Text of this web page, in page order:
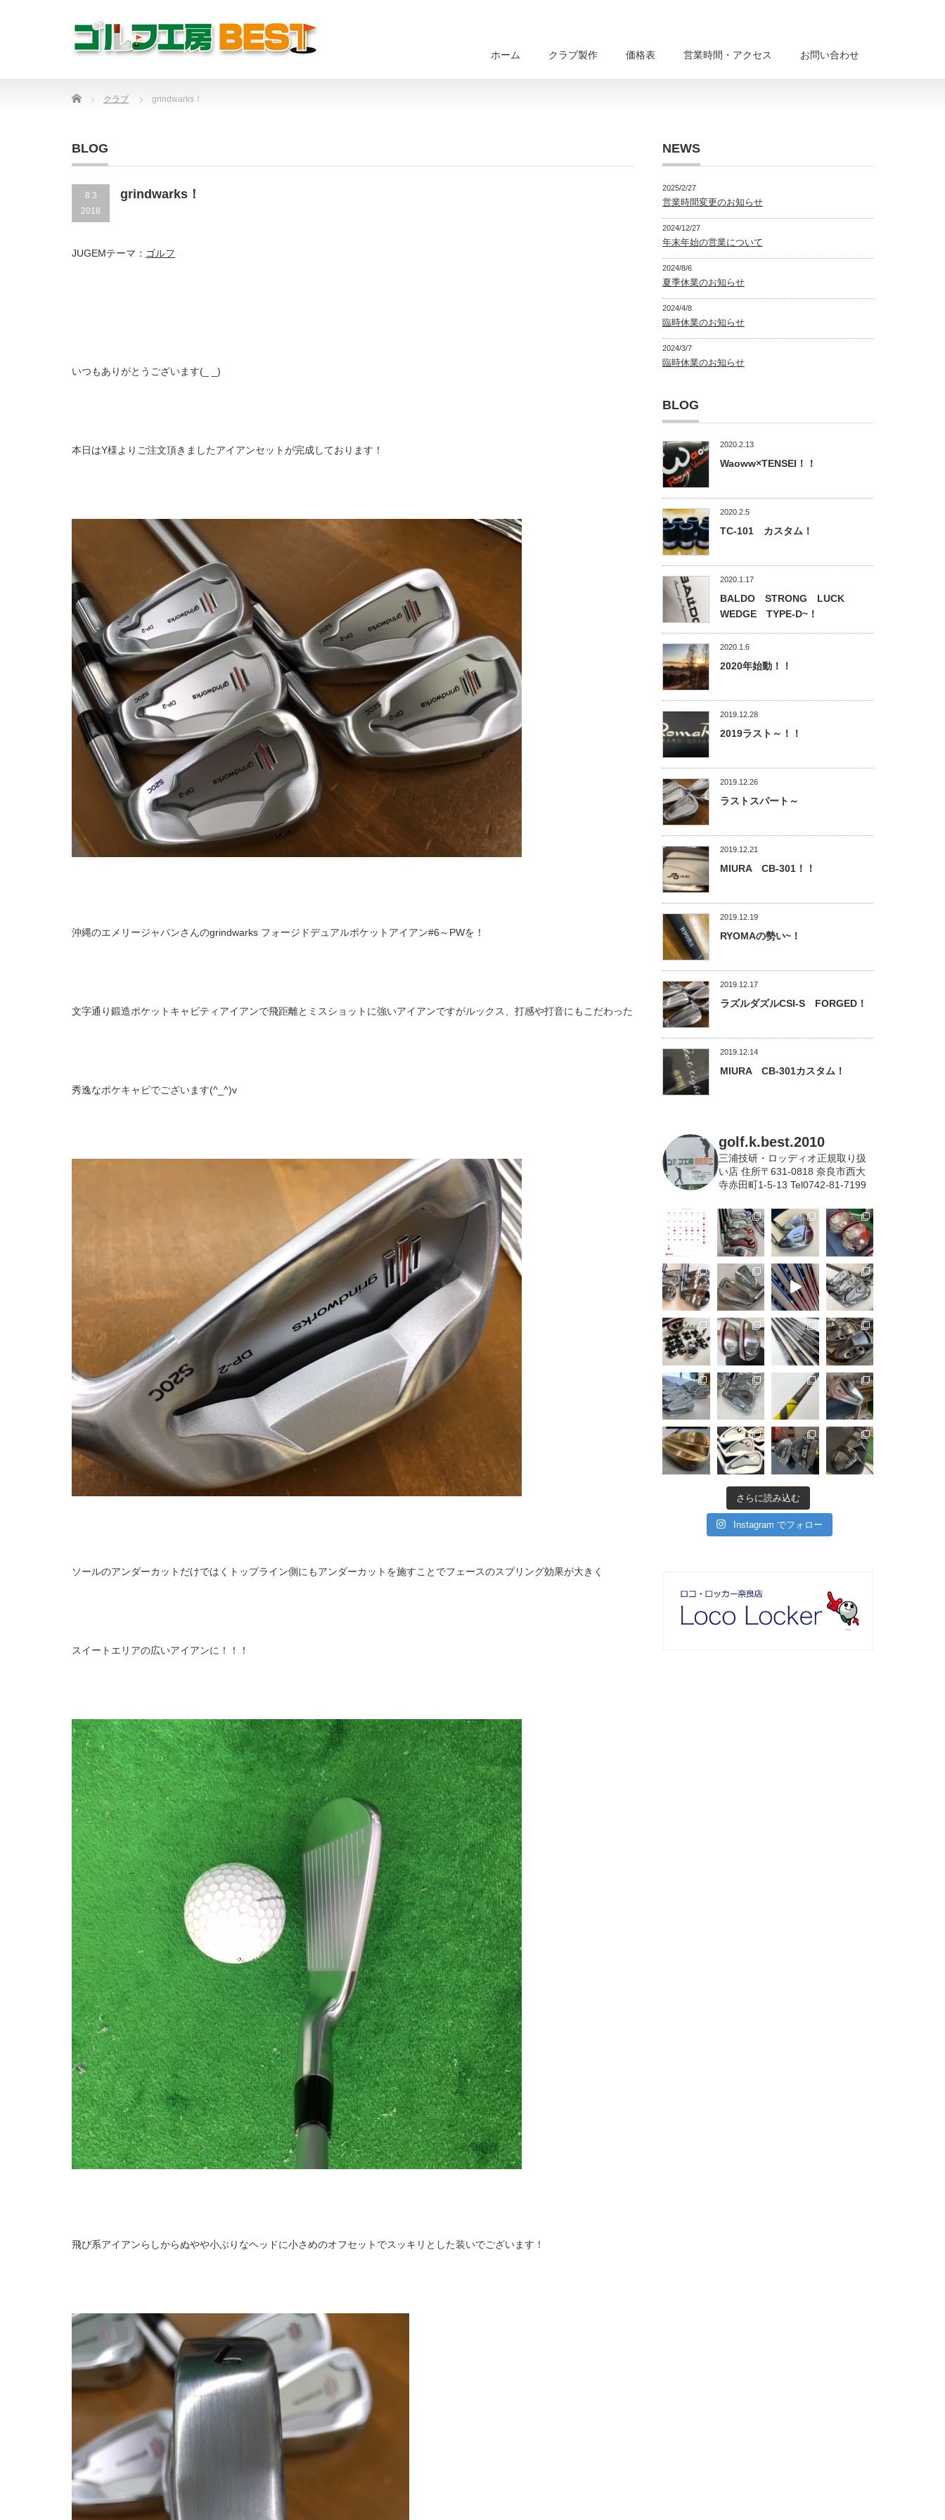
ホーム クラブ製作 価格表 営業時間・アクセス お問い合わせ
Home クラブ grindwarks！
BLOG
8.3
2018
grindwarks！
JUGEMテーマ： ゴルフ
いつもありがとうございます(_ _)
本日はY様よりご注文頂きましたアイアンセットが完成しております！
沖縄のエメリージャパンさんのgrindwarks フォージドデュアルポケットアイアン#6～PWを！
文字通り鍛造ポケットキャビティアイアンで飛距離とミスショットに強いアイアンですがルックス、打感や打音にもこだわった
秀逸なポケキャビでございます(^_^)v
ソールのアンダーカットだけではくトップライン側にもアンダーカットを施すことでフェースのスプリング効果が大きく
スイートエリアの広いアイアンに！！！
飛び系アイアンらしからぬやや小ぶりなヘッドに小さめのオフセットでスッキリとした装いでございます！
NEWS
2025/2/27
営業時間変更のお知らせ
2024/12/27
年末年始の営業について
2024/8/6
夏季休業のお知らせ
2024/4/8
臨時休業のお知らせ
2024/3/7
臨時休業のお知らせ
BLOG
2020.2.13
Waoww×TENSEI！！
2020.2.5
TC-101 カスタム！
2020.1.17
BALDO STRONG LUCK
WEDGE TYPE-D~！
2020.1.6
2020年始動！！
2019.12.28
2019ラスト～！！
2019.12.26
ラストスパート～
2019.12.21
MIURA CB-301！！
2019.12.19
RYOMAの勢い~！
2019.12.17
ラズルダズルCSI-S FORGED！
2019.12.14
MIURA CB-301カスタム！
golf.k.best.2010
三浦技研・ロッディオ正規取り扱
い店 住所〒631-0818 奈良市西大
寺赤田町1-5-13 Tel0742-81-7199
さらに読み込む
Instagram でフォロー